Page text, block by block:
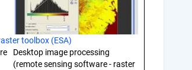
toolbox (ESA)
Desktop image processing
(remote sensing software - raster